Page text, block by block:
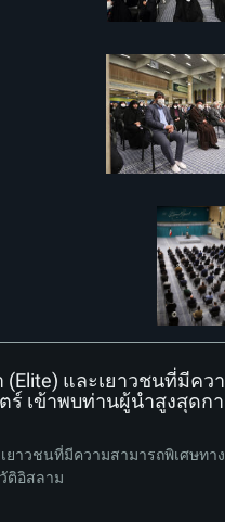
และเยาวชนที่มีคว
ร์ เข้าพบท่านผู้นำสูงสุดก
ยาวชนที่มีความสามารถพิเศษทา
ติอิสลาม